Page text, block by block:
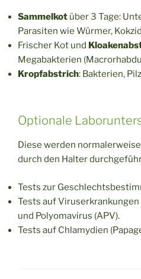
Sammelkot über 3 Tage:
Parasiten wie Würmer,
Frischer Kot und
Megabakterien
Kropfabstrich: Bakterien,
Optionale
Diese werden
durch den Halter
Tests zur
Tests auf Viruserkrankungen
und Polyomavirus (APV).
Tests auf Chlamydien